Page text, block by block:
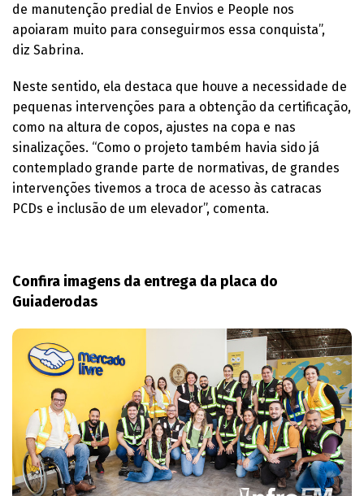
de manutenção predial de Envios e People nos
apoiaram muito para conseguirmos essa conquista”,
diz Sabrina.
Neste sentido, ela destaca que houve a necessidade de
pequenas intervenções para a obtenção da certificação,
como na altura de copos, ajustes na copa e nas
sinalizações. “Como o projeto também havia sido já
contemplado grande parte de normativas, de grandes
intervenções tivemos a troca de acesso às catracas
PCDs e inclusão de um elevador”, comenta.
Confira imagens da entrega da placa do
Guiaderodas